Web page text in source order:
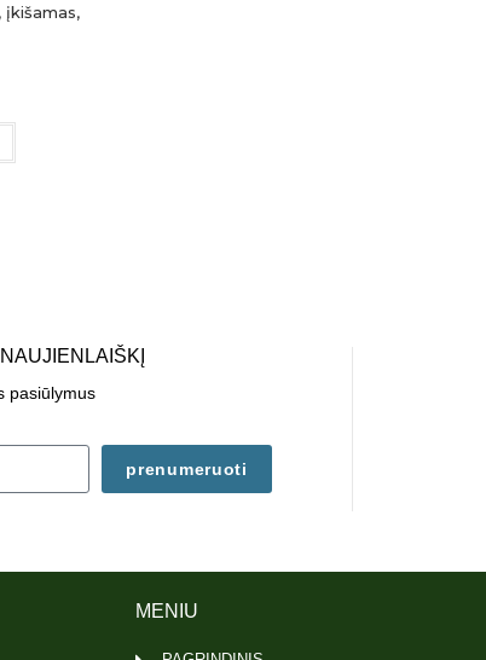
įkišamas,
pasiūlymus
prenumeruoti
MENIU